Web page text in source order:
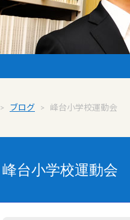
> ブログ > 峰台小学校運動会
峰台小学校運動会